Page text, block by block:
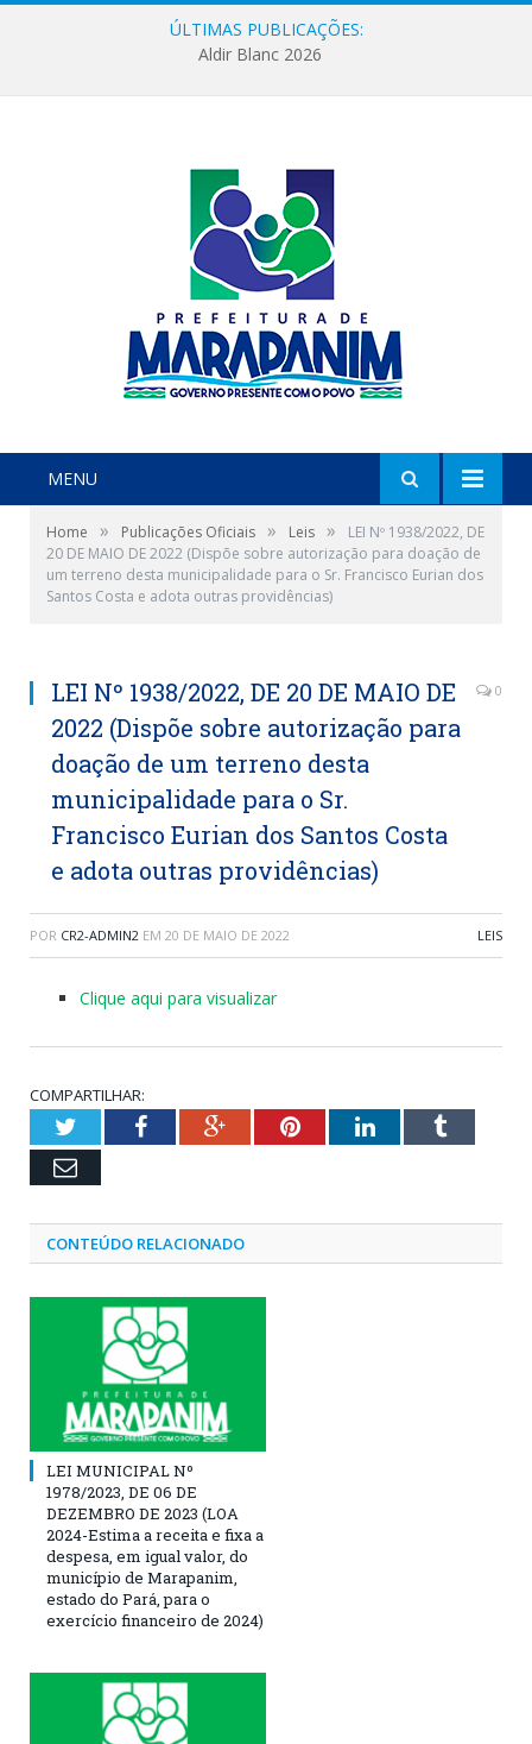
ÚLTIMAS PUBLICAÇÕES:
Aldir Blanc 2026
MENU
Home » Publicações Oficiais » Leis »
LEI Nº 1938/2022, DE
20 DE MAIO DE 2022 (Dispõe sobre autorização para doação de
um terreno desta municipalidade para o Sr. Francisco Eurian dos
Santos Costa e adota outras providências)
LEI Nº 1938/2022, DE 20 DE MAIO DE
2022 (Dispõe sobre autorização para
doação de um terreno desta
municipalidade para o Sr.
Francisco Eurian dos Santos Costa
e adota outras providências)
0
POR CR2-ADMIN2 EM 20 DE MAIO DE 2022 LEIS
Clique aqui para visualizar
COMPARTILHAR:
TwitterFacebookGoogle+PinterestLinkedInTumblr
Email
CONTEÚDO RELACIONADO
LEI MUNICIPAL Nº
1978/2023, DE 06 DE
DEZEMBRO DE 2023 (LOA
2024-Estima a receita e fixa a
despesa, em igual valor, do
município de Marapanim,
estado do Pará, para o
exercício financeiro de 2024)